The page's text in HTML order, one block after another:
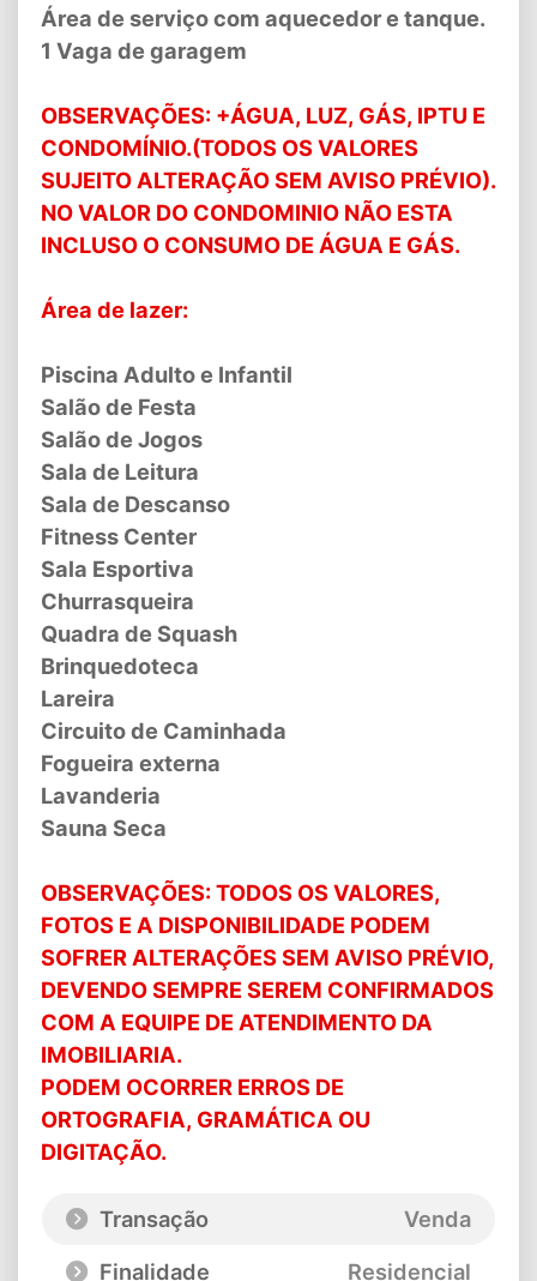
Área de serviço com aquecedor e tanque.
1 Vaga de garagem
OBSERVAÇÕES: +ÁGUA, LUZ, GÁS, IPTU E
CONDOMÍNIO.(TODOS OS VALORES
SUJEITO ALTERAÇÃO SEM AVISO PRÉVIO).
NO VALOR DO CONDOMINIO NÃO ESTA
INCLUSO O CONSUMO DE ÁGUA E GÁS.
Área de lazer:
Piscina Adulto e Infantil
Salão de Festa
Salão de Jogos
Sala de Leitura
Sala de Descanso
Fitness Center
Sala Esportiva
Churrasqueira
Quadra de Squash
Brinquedoteca
Lareira
Circuito de Caminhada
Fogueira externa
Lavanderia
Sauna Seca
OBSERVAÇÕES: TODOS OS VALORES,
FOTOS E A DISPONIBILIDADE PODEM
SOFRER ALTERAÇÕES SEM AVISO PRÉVIO,
DEVENDO SEMPRE SEREM CONFIRMADOS
COM A EQUIPE DE ATENDIMENTO DA
IMOBILIARIA.
PODEM OCORRER ERROS DE
ORTOGRAFIA, GRAMÁTICA OU
DIGITAÇÃO.
Transação
Venda
Finalidade
Residencial